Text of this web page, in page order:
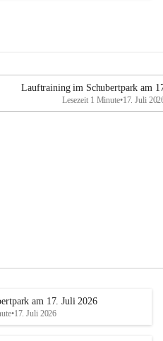
Lauftraining im Schubertpark am
Lesezeit 1 Minute•17. Juli
am 17. Juli 2026
•17. Juli 2026